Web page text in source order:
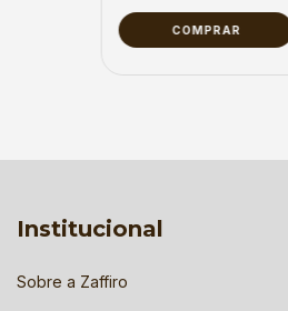
COMPRAR
Institucional
Sobre a Zaffiro